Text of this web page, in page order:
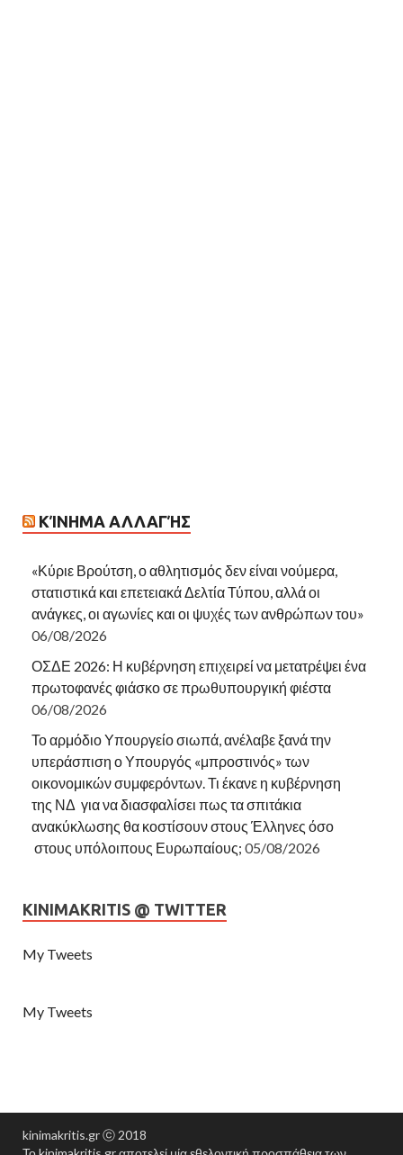
ΚΊΝΗΜΑ ΑΛΛΑΓΉΣ
«Κύριε Βρούτση, ο αθλητισμός δεν είναι νούμερα,
στατιστικά και επετειακά Δελτία Τύπου, αλλά οι
ανάγκες, οι αγωνίες και οι ψυχές των ανθρώπων του»
06/08/2026
ΟΣΔΕ 2026: Η κυβέρνηση επιχειρεί να μετατρέψει ένα
πρωτοφανές φιάσκο σε πρωθυπουργική φιέστα
06/08/2026
Το αρμόδιο Υπουργείο σιωπά, ανέλαβε ξανά την
υπεράσπιση ο Υπουργός «μπροστινός» των
οικονομικών συμφερόντων. Τι έκανε η κυβέρνηση
της ΝΔ για να διασφαλίσει πως τα σπιτάκια
ανακύκλωσης θα κοστίσουν στους Έλληνες όσο
στους υπόλοιπους Ευρωπαίους; 05/08/2026
KINIMAKRITIS @ TWITTER
My Tweets
My Tweets
kinimakritis.gr ⓒ 2018